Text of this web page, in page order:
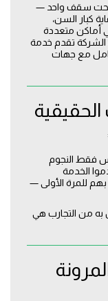
تحت سقف واحد —
كبار السن،
أماكن متعددة
تقدم خدمة
مع جهات
الخدمة
للمرة الأولى —
به من التجارب هي